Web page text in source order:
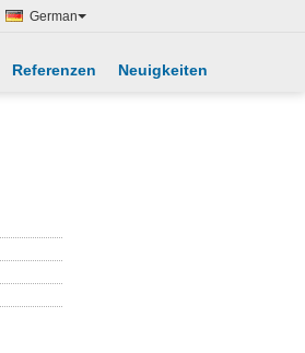
German
Referenzen Neuigkeiten